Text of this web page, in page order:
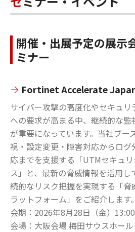
開催・出展予定の展示
ミナー
Fortinet Accelerate
サイバー攻撃の高度化やセキュ
への要求が高まる中、継続的な
が重要になっています。当社ブ
視・設定変更・障害対応からロ
応までを支援する「UTMセキュ
ス」と、最新の脅威情報を活用
続的なリスク把握を実現する「
ラットフォーム」をご紹介します。
会期
2026年8月28日（金）
会場
大阪会場 梅田サウスホール